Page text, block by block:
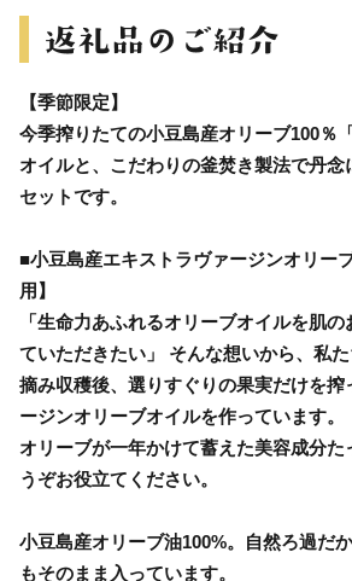
【季節限定】
今季搾りたての小豆島産オリーブ100％
オイルと、こだわりの釜焚き製法で丹念
セットです。
■小豆島産エキストラヴァージンオリー
用】
「生命力あふれるオリーブオイルを肌
ていただきたい」 そんな想いから、私
摘み収穫後、選りすぐりの果実だけを搾
ージンオリーブオイルを作っています。
オリーブが一年かけて蓄えた美容成分た
うぞお役立てください。
小豆島産オリーブ油100%。自然ろ過だ
もそのまま入っています。